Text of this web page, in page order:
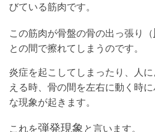
びている筋肉です。
この筋肉が骨盤の骨の出っ張り（
との間で擦れてしまうのです。
炎症を起こしてしまったり、人
える時、骨の間を左右に動く時
な現象が起きます。
これを弾発現象と言います。